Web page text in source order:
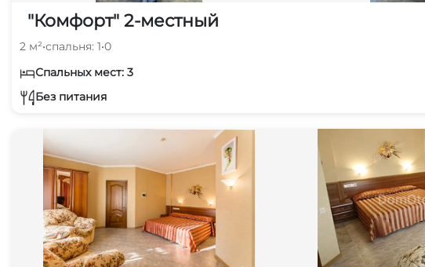
"Комфорт" 2-местный
2 м²•спальня: 1•0
Спальных мест: 3
Без питания